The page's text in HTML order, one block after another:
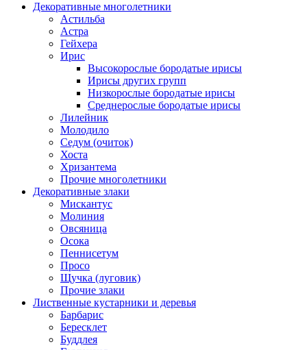
Декоративные многолетники
Астильба
Астра
Гейхера
Ирис
Высокорослые бородатые ирисы
Ирисы других групп
Низкорослые бородатые ирисы
Среднерослые бородатые ирисы
Лилейник
Молодило
Седум (очиток)
Хоста
Хризантема
Прочие многолетники
Декоративные злаки
Мискантус
Молиния
Овсяница
Осока
Пеннисетум
Просо
Щучка (луговик)
Прочие злаки
Лиственные кустарники и деревья
Барбарис
Бересклет
Буддлея